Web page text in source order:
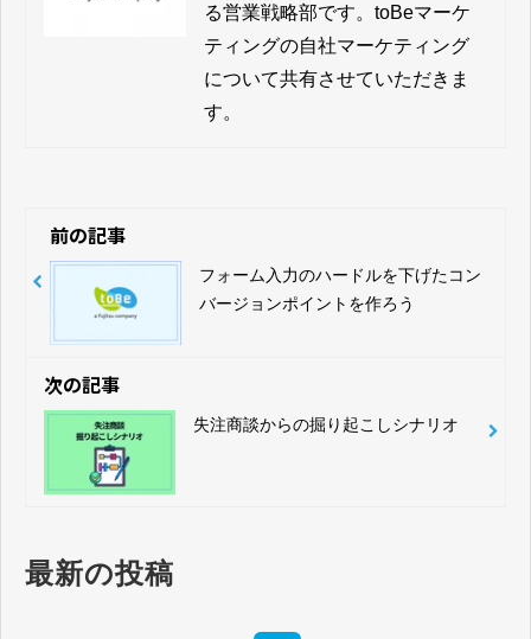
る営業戦略部です。toBeマーケ
ティングの自社マーケティング
について共有させていただきま
す。
前の記事
フォーム入力のハードルを下げたコン
バージョンポイントを作ろう
次の記事
失注商談からの掘り起こしシナリオ
最新の投稿